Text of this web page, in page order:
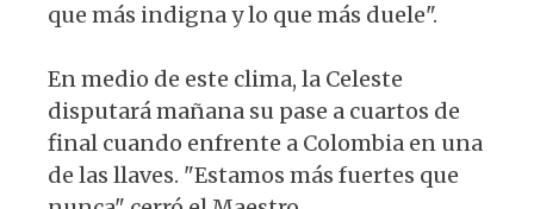
que más indigna y lo que más duele".
En medio de este clima, la Celeste
disputará mañana su pase a cuartos de
final cuando enfrente a Colombia en una
de las llaves. "Estamos más fuertes que